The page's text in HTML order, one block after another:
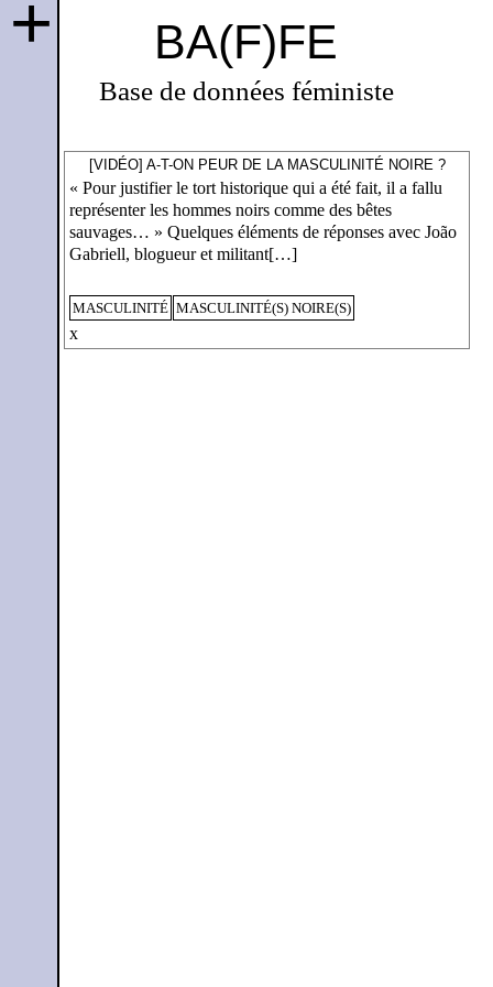
BA(F)FE
Base de données féministe
+
[VIDÉO] A-T-ON PEUR DE LA MASCULINITÉ NOIRE ?
« Pour justifier le tort historique qui a été fait, il a fallu
représenter les hommes noirs comme des bêtes
sauvages… » Quelques éléments de réponses avec João
Gabriell, blogueur et militant[…]
MASCULINITÉ MASCULINITÉ(S) NOIRE(S)
x